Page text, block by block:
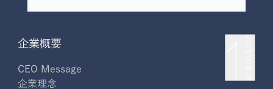
企業概要
CEO Message
企業理念